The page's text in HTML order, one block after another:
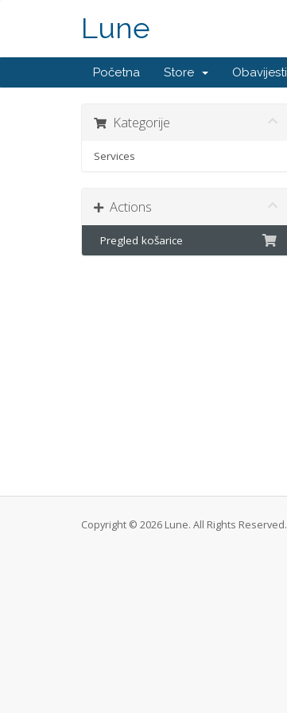
Lune
Početna Store Obavijesti
Kategorije
Services
Actions
Pregled košarice
Copyright © 2026 Lune. All Rights Reserved.